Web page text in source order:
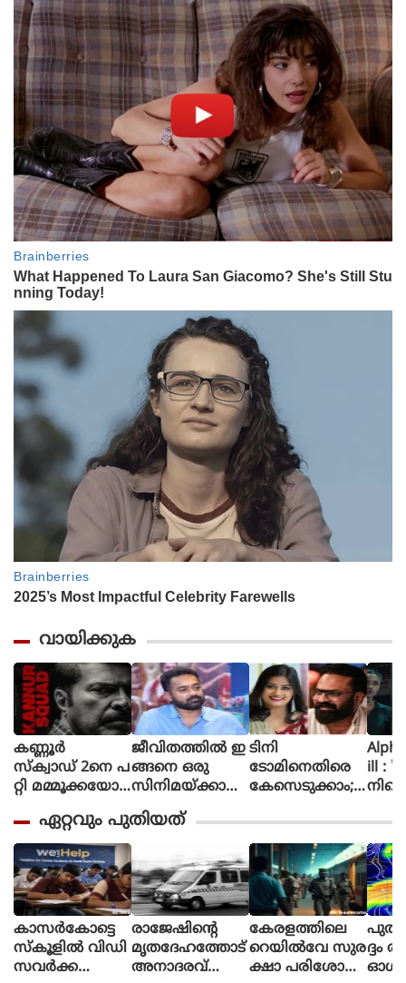
വായിക്കുക
കണ്ണൂർ
സ്ക്വാഡ് 2നെ പ
റ്റി മമ്മൂക്കയോട്
രും.. സമയ
മെടുക്കും :
റോണി ഡേവിഡ്
ജീവിതത്തിൽ ഇ
ങ്ങനെ ഒരു
സിനിമയ്ക്കായി
പ
ണി
ടിക്കി ടാക്കയെ
പറ്റി ആസിഫ്
അലി
ടിനി
ടോമിനെതിരെ
കേസെടുക്കാം;
പരാതിയിൽ
കോടതി നിർ
ദേശം
Alpha The
ill : '
ഏറ്റവും പുതിയത്
കാസര്‍കോട്ടെ
സ്‌കൂളില്‍ വിഡി
സവര്‍ക്ക
രാജേഷിന്റെ
മൃതദേഹത്തോട്
അനാദരവ്
കേരളത്തിലെ
റെയില്‍വേ സുര
ക്ഷാ പരിശോധ
ദ്ദം